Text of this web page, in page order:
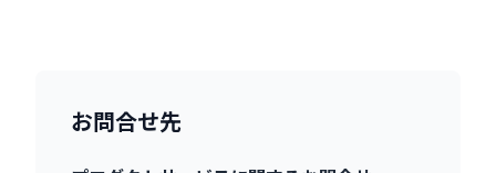
お問合せ先